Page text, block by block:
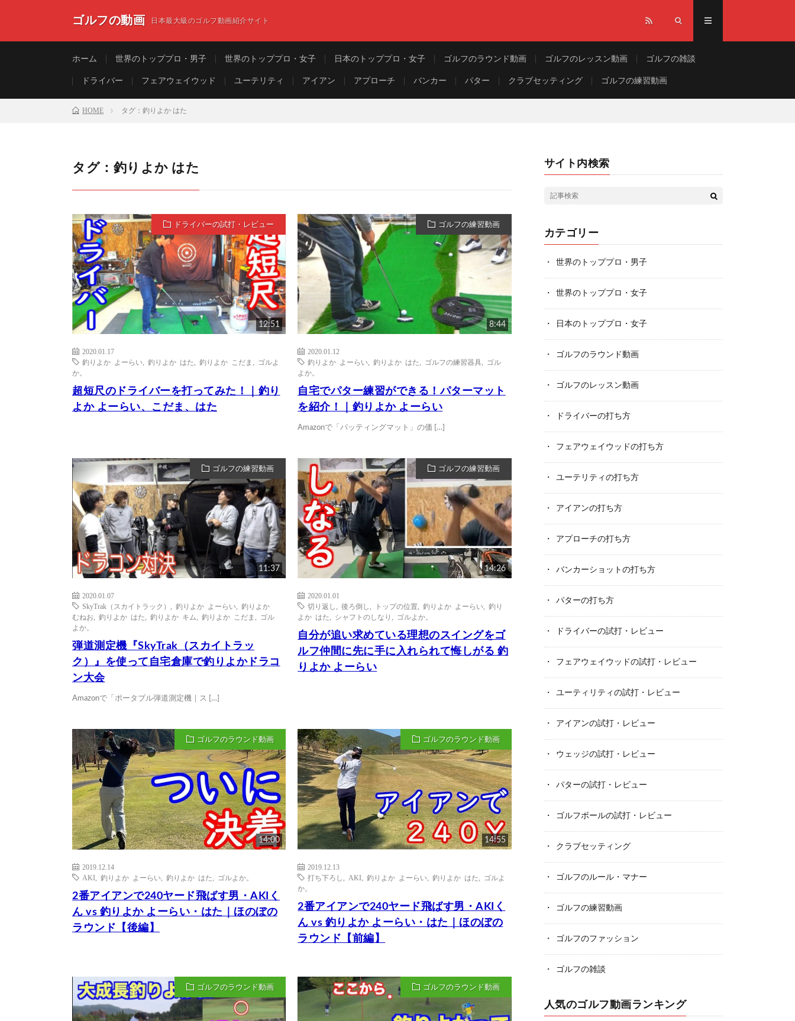
ゴルフの動画 日本最大級のゴルフ動画紹介サイト
ホーム 世界のトッププロ・男子 世界のトッププロ・女子 日本のトッププロ・女子 ゴルフのラウンド動画 ゴルフのレッスン動画 ゴルフの雑談
ドライバー フェアウェイウッド ユーテリティ アイアン アプローチ バンカー パター クラブセッティング ゴルフの練習動画
HOME タグ：釣りよか はた
タグ：釣りよか はた
ドライバーの試打・レビュー
12:51
2020.01.17
釣りよか よーらい
釣りよか はた 釣りよか こだま
ゴルよ
か。
超短尺のドライバーを打ってみた！｜釣り
よか よーらい、こだま、はた
ゴルフの練習動画
8:44
2020.01.12
釣りよか よーらい ,釣りよか はた ゴルフの練習器具
ゴル
よか。
自宅でパター練習ができる！パターマット
を紹介！｜釣りよか よーらい
Amazonで「パッティングマット」の価 […]
ゴルフの練習動画
11:37
2020.01.07
SkyTrak（スカイトラック）
釣りよか よーらい
釣りよか
むねお
釣りよか はた 釣りよか キム 釣りよか こだま
ゴル
よか。
弾道測定機『SkyTrak（スカイトラッ
ク）』を使って自宅倉庫で釣りよかドラコ
ン大会
Amazonで「ポータブル弾道測定機｜ス […]
ゴルフの練習動画
14:26
2020.01.01
切り返し
,後ろ倒し トップの位置 ,釣りよか よーらい ,釣り
よか はた
シャフトのしなり ゴルよか。
自分が追い求めている理想のスイングをゴ
ルフ仲間に先に手に入れられて悔しがる 釣
りよか よーらい
ゴルフのラウンド動画
14:00
2019.12.14
AKI
釣りよか よーらい 釣りよか はた ゴルよか。
2番アイアンで240ヤード飛ばす男・AKIく
ん vs 釣りよか よーらい・はた｜ほのぼの
ラウンド【後編】
ゴルフのラウンド動画
14:55
2019.12.13
打ち下ろし
AKI ,釣りよか よーらい ,釣りよか はた
ゴルよ
か。
2番アイアンで240ヤード飛ばす男・AKIく
ん vs 釣りよか よーらい・はた｜ほのぼの
ラウンド【前編】
ゴルフのラウンド動画 ゴルフのラウンド動画
サイト内検索
カテゴリー
世界のトッププロ・男子
世界のトッププロ・女子
日本のトッププロ・女子
ゴルフのラウンド動画
ゴルフのレッスン動画
ドライバーの打ち方
フェアウェイウッドの打ち方
ユーテリティの打ち方
アイアンの打ち方
アプローチの打ち方
バンカーショットの打ち方
パターの打ち方
ドライバーの試打・レビュー
フェアウェイウッドの試打・レビュー
ユーティリティの試打・レビュー
アイアンの試打・レビュー
ウェッジの試打・レビュー
パターの試打・レビュー
ゴルフボールの試打・レビュー
クラブセッティング
ゴルフのルール・マナー
ゴルフの練習動画
ゴルフのファッション
ゴルフの雑談
人気のゴルフ動画ランキング